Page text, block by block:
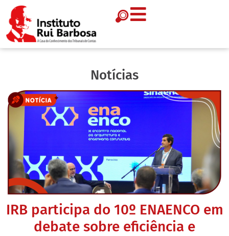
Notícias
IRB participa do 10º ENAENCO em
debate sobre eficiência e